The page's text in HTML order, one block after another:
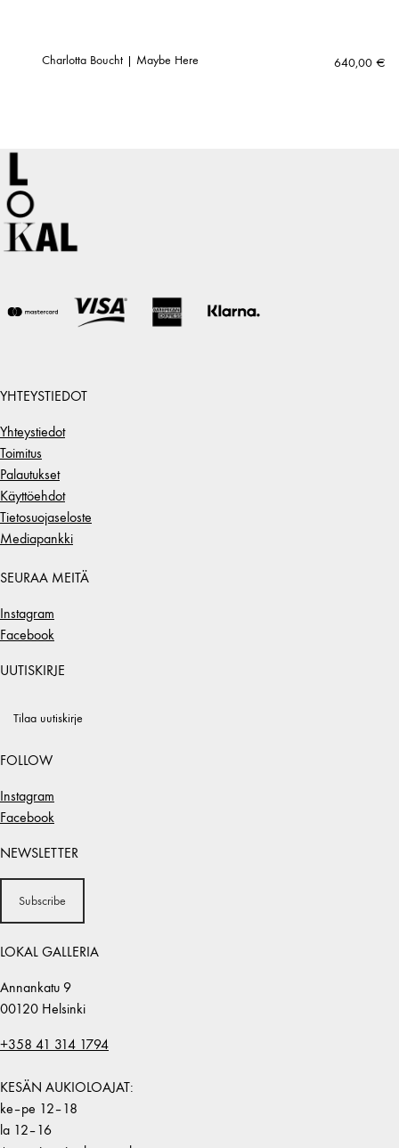
Charlotta Boucht | Maybe Here 640,00 €
YHTEYSTIEDOT
Yhteystiedot
Toimitus
Palautukset
Käyttöehdot
Tietosuojaseloste
Mediapankki
SEURAA MEITÄ
Instagram
Facebook
UUTISKIRJE
Tilaa uutiskirje
FOLLOW
Instagram
Facebook
NEWSLETTER
Subscribe
LOKAL GALLERIA
Annankatu 9
00120 Helsinki
+358 41 314 1794
KESÄN AUKIOLOAJAT:
ke–pe 12–18
la 12–16